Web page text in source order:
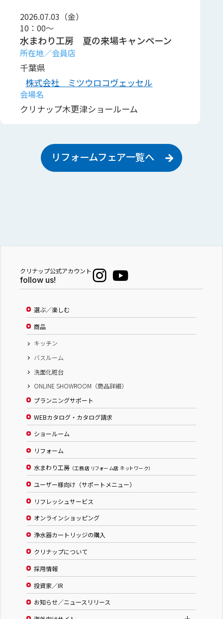
2026.07.03（金）
10：00～
水まわり工房 夏の来場キャンペーン
千葉県
株式会社 ミツウロコヴェッセル
クリナップ木更津ショールーム
リフォームフェア一覧へ
クリナップ公式アカウント
follow us!
選ぶ／楽しむ
商品
キッチン
バスルーム
洗面化粧台
ONLINE SHOWROOM（商品詳細）
プランニングサポート
WEBカタログ・カタログ請求
ショールーム
リフォーム
水まわり工房 （工務店 リフォーム店 ネットワーク）
ユーザー様向け（サポートメニュー）
リフレッシュサービス
オンラインショッピング
浄水器カートリッジの購入
クリナップについて
採用情報
投資家／IR
お知らせ／ニュースリリース